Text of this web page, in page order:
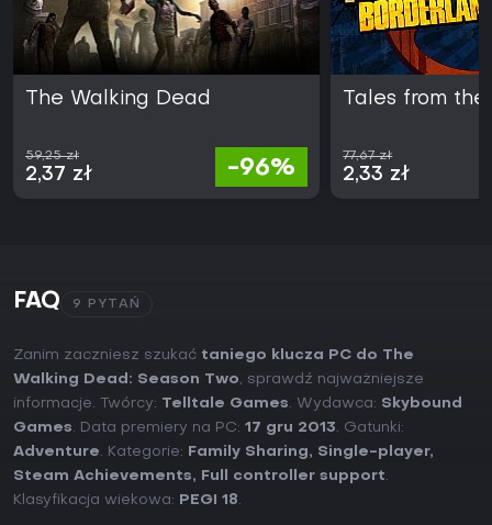
The Walking Dead
59,25 zł
2,37 zł -96%
Tales from
77,67 zł
2,33 zł
FAQ 9 PYTAŃ
Zanim zaczniesz szukać taniego klucza PC do The
Walking Dead: Season Two, sprawdź najważniejsze
informacje. Twórcy: Telltale Games. Wydawca: Skybound
Games. Data premiery na PC: 17 gru 2013. Gatunki:
Adventure. Kategorie: Family Sharing, Single-player,
Steam Achievements, Full controller support.
Klasyfikacja wiekowa:
PEGI 18.